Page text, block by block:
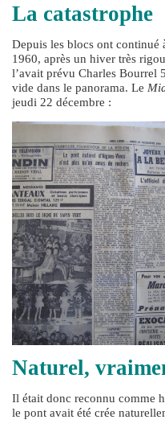
La catastrophe
Depuis les blocs ont continué
1960, après un hiver très
l’avait prévu Charles Bourrel
vide dans le panorama. Le
jeudi 22 décembre :
Naturel,
Il était donc reconnu comme
le pont avait été crée